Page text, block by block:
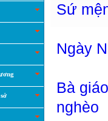
Sứ
Ngày
Bà
nghèo